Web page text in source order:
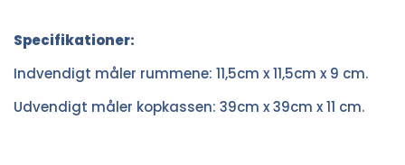
Specifikationer:
Indvendigt måler rummene: 11,5cm x 11,5cm x 9 cm.
Udvendigt måler kopkassen: 39cm x 39cm x 11 cm.